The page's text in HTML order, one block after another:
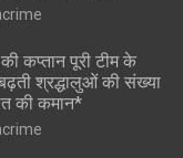
कप्तान पूरी टीम के
श्रद्धालुओं की संख्या
की कमान*